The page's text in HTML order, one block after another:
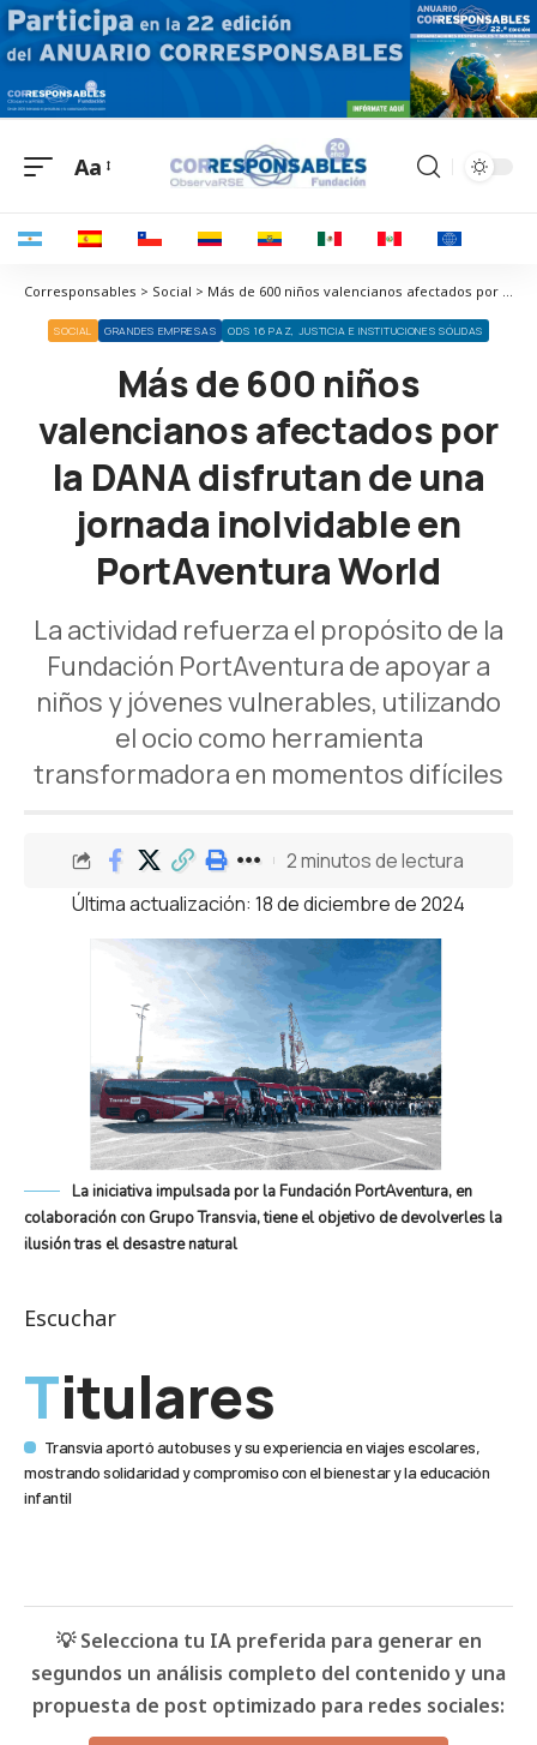
Aa
Corresponsables > Social > Más de 600 niños valencianos afectados por la DANA disfrutan de una jornada inolvidable en PortAventura World
SOCIAL GRANDES EMPRESAS ODS 16 PAZ, JUSTICIA E INSTITUCIONES SÓLIDAS
Más de 600 niños
valencianos afectados por
la DANA disfrutan de una
jornada inolvidable en
PortAventura World
La actividad refuerza el propósito de la
Fundación PortAventura de apoyar a
niños y jóvenes vulnerables, utilizando
el ocio como herramienta
transformadora en momentos difíciles
Última actualización: 18 de diciembre de 2024
2 minutos de lectura
La iniciativa impulsada por la Fundación PortAventura, en
colaboración con Grupo Transvia, tiene el objetivo de devolverles la
ilusión tras el desastre natural
Escuchar
Titulares
Transvia aportó autobuses y su experiencia en viajes escolares,
mostrando solidaridad y compromiso con el bienestar y la educación
infantil
💡 Selecciona tu IA preferida para generar en
segundos un análisis completo del contenido y una
propuesta de post optimizado para redes sociales: